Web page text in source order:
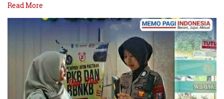
Read More